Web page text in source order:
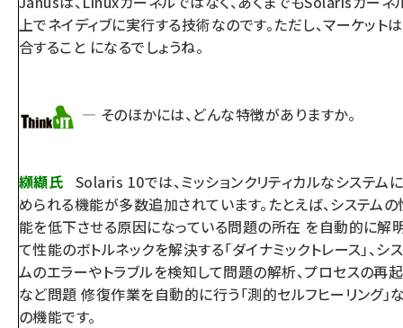
上でネイディブに実行する技術なのです。ただし、マーケット
合すること になるでしょうね。
— そのほかには、どんな特徴がありますか。
纐纈氏 Solaris 10では、ミッションクリティカルなシステム
められる機能が多数追加されています。たとえば、システム
能を低下させる原因になっている問題の所在 を自動的に解
て性能のボトルネックを解決する「ダイナミックトレース」、シ
ムのエラーやトラブルを検知して問題の解析、プロセスの再
など問題 修復作業を自動的に行う「測的セルフヒーリング」
の機能です。